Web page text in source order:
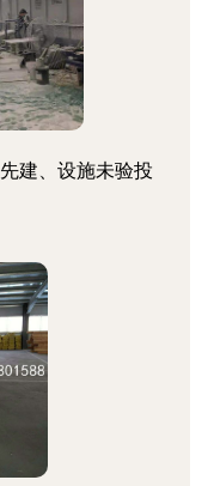
建、设施未验投